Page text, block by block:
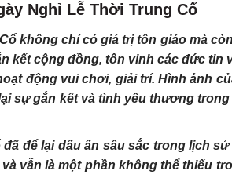
Nghỉ Lễ Thời Trung Cổ
không chỉ có giá trị tôn giáo mà
kết cộng đồng, tôn vinh các đức
động vui chơi, giải trí. Hình ảnh
sự gắn kết và tình yêu thương
để lại dấu ấn sâu sắc trong lịch
vẫn là một phần không thể thiếu